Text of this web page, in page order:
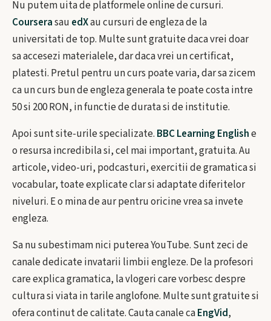
Nu putem uita de platformele online de cursuri.
Courserasau edXau cursuri de engleza de la
universitati de top. Multe sunt gratuite daca vrei doar
sa accesezi materialele, dar daca vrei un certificat,
platesti. Pretul pentru un curs poate varia, dar sa zicem
ca un curs bun de engleza generala te poate costa intre
50 si 200 RON, in functie de durata si de institutie.
Apoi sunt site-urile specializate. BBC Learning Englishe
o resursa incredibila si, cel mai important, gratuita. Au
articole, video-uri, podcasturi, exercitii de gramatica si
vocabular, toate explicate clar si adaptate diferitelor
niveluri. E o mina de aur pentru oricine vrea sa invete
engleza.
Sa nu subestimam nici puterea YouTube. Sunt zeci de
canale dedicate invatarii limbii engleze. De la profesori
care explica gramatica, la vlogeri care vorbesc despre
cultura si viata in tarile anglofone. Multe sunt gratuite si
ofera continut de calitate. Cauta canale caEngVid,